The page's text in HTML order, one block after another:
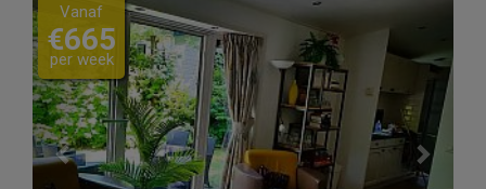
Vanaf
€665
per week